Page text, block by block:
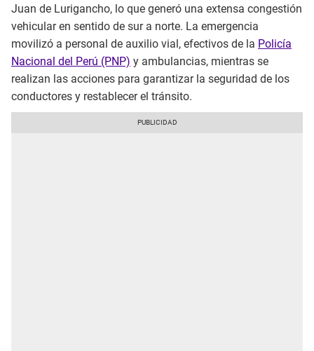
Juan de Lurigancho, lo que generó una extensa congestión
vehicular en sentido de sur a norte. La emergencia
movilizó a personal de auxilio vial, efectivos de la Policía
Nacional del Perú (PNP) y ambulancias, mientras se
realizan las acciones para garantizar la seguridad de los
conductores y restablecer el tránsito.